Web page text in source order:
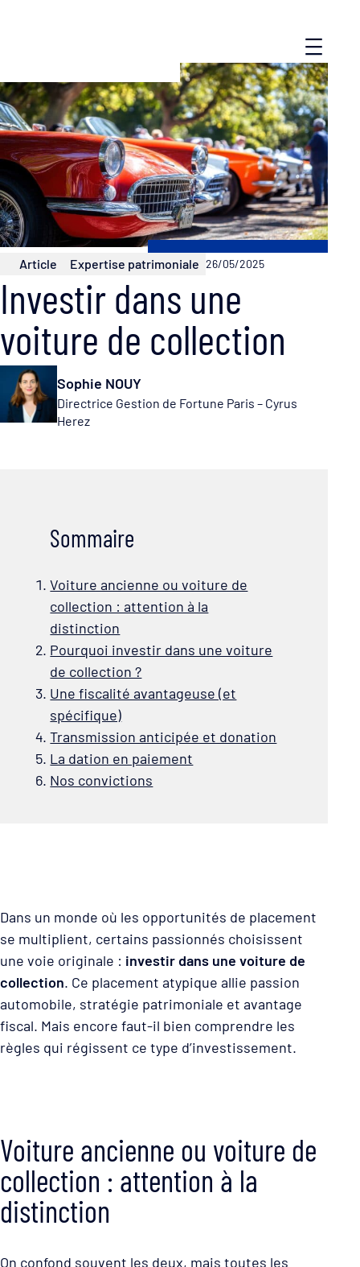
Article Expertise patrimoniale 26/05/2025
Investir dans une
voiture de collection
Sophie NOUY
Directrice Gestion de Fortune Paris – Cyrus
Herez
Sommaire
Voiture ancienne ou voiture de
collection : attention à la
distinction
Pourquoi investir dans une voiture
de collection ?
Une fiscalité avantageuse (et
spécifique)
Transmission anticipée et donation
La dation en paiement
Nos convictions
Dans un monde où les opportunités de placement
se multiplient, certains passionnés choisissent
une voie originale : investir dans une voiture de
collection. Ce placement atypique allie passion
automobile, stratégie patrimoniale et avantage
fiscal. Mais encore faut-il bien comprendre les
règles qui régissent ce type d’investissement.
Voiture ancienne ou voiture de
collection : attention à la
distinction
On confond souvent les deux, mais toutes les